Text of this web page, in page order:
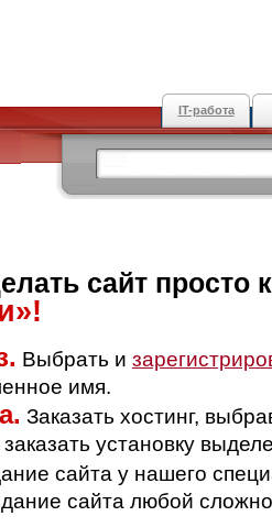
IT-работа
сайт просто
Выбрать и
имя.
Заказать хостинг,
установку
сайта у нашего
сайта любой